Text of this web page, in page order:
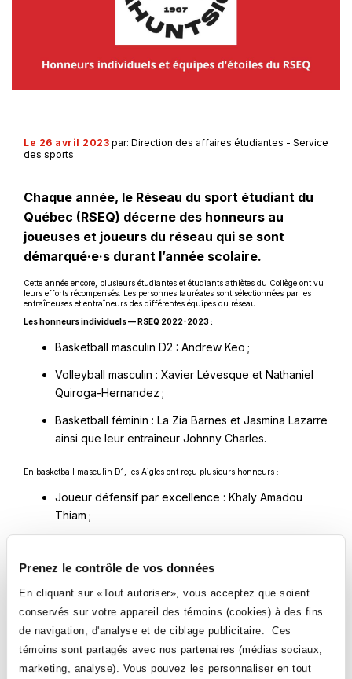
Prenez le contrôle de vos données
En cliquant sur «Tout autoriser», vous acceptez que soient
conservés sur votre appareil des témoins (cookies) à des fins
de navigation, d'analyse et de ciblage publicitaire. Ces
témoins sont partagés avec nos partenaires (médias sociaux,
marketing, analyse). Vous pouvez les personnaliser en tout
Le 26 avril 2023 par: Direction des affaires étudiantes - Service
des sports
Chaque année, le Réseau du sport étudiant du
Québec (RSEQ) décerne des honneurs au
joueuses et joueurs du réseau qui se sont
démarqué·e·s durant l’année scolaire.
Cette année encore, plusieurs étudiantes et étudiants athlètes du Collège ont vu
leurs efforts récompensés. Les personnes lauréates sont sélectionnées par les
entraîneuses et entraîneurs des différentes équipes du réseau.
Les honneurs individuels — RSEQ 2022-2023 :
Basketball masculin D2 : Andrew Keo ;
Volleyball masculin : Xavier Lévesque et Nathaniel
Quiroga-Hernandez ;
Basketball féminin : La Zia Barnes et Jasmina Lazarre
ainsi que leur entraîneur Johnny Charles.
En basketball masculin D1, les Aigles ont reçu plusieurs honneurs :
Joueur défensif par excellence : Khaly Amadou
Thiam ;
Deuxième équipe d’étoiles : Khaly Amadou Thiam ;
Équipe d’étoiles des recrues : Khaly Amadou Thiam ;
Mérites académiques : Miguel Doyon-Jeremy.